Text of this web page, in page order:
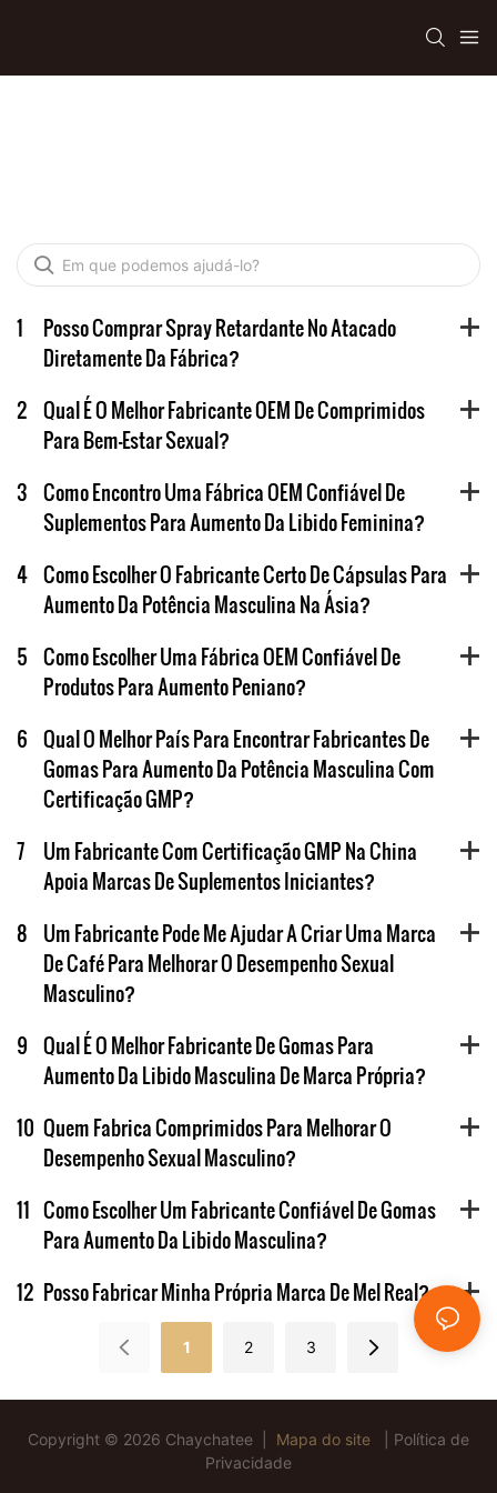
1
Posso Comprar Spray Retardante No Atacado
Diretamente Da Fábrica?
2 Qual É O Melhor Fabricante OEM De Comprimidos
Para Bem-Estar Sexual?
3 Como Encontro Uma Fábrica OEM Confiável De
Suplementos Para Aumento Da Libido Feminina?
4 Como Escolher O Fabricante Certo De Cápsulas Para
Aumento Da Potência Masculina Na Ásia?
5 Como Escolher Uma Fábrica OEM Confiável De
Produtos Para Aumento Peniano?
6 Qual O Melhor País Para Encontrar Fabricantes De
Gomas Para Aumento Da Potência Masculina Com
Certificação GMP?
7
Um Fabricante Com Certificação GMP Na China
Apoia Marcas De Suplementos Iniciantes?
8 Um Fabricante Pode Me Ajudar A Criar Uma Marca
De Café Para Melhorar O Desempenho Sexual
Masculino?
9 Qual É O Melhor Fabricante De Gomas Para
Aumento Da Libido Masculina De Marca Própria?
10 Quem Fabrica Comprimidos Para Melhorar O
Desempenho Sexual Masculino?
11 Como Escolher Um Fabricante Confiável De Gomas
Para Aumento Da Libido Masculina?
12 Posso Fabricar Minha Própria Marca De Mel Real?
1 2 3
Copyright © 2026 Chaychatee | Mapa do site
Política de
Privacidade